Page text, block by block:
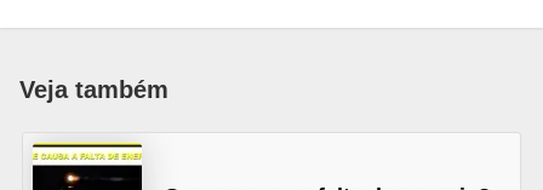
Veja também
i
o
C